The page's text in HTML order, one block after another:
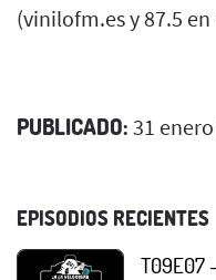
(vinilofm.es y 87.5
PUBLICADO: 31
EPISODIOS RECIENTES
T09E07